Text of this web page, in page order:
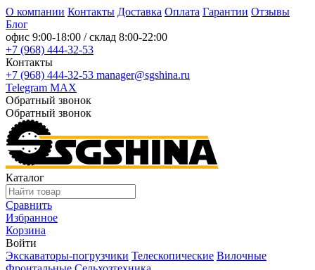
О компании Контакты Доставка Оплата Гарантии Отзывы
Блог
офис 9:00-18:00 / склад 8:00-22:00
+7 (968) 444-32-53
Контакты
+7 (968) 444-32-53 manager@sgshina.ru
Telegram MAX
Обратный звонок
Обратный звонок
Каталог
Сравнить
Избранное
Корзина
Войти
Экскаваторы-погрузчики Телескопические Вилочные